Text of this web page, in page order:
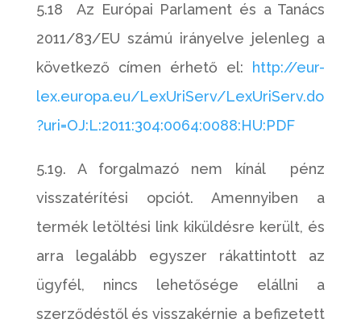
5.18 Az Európai Parlament és a Tanács
2011/83/EU számú irányelve jelenleg a
következő címen érhető el: http://eur-
lex.europa.eu/LexUriServ/LexUriServ.do
?uri=OJ:L:2011:304:0064:0088:HU:PDF
5.19. A forgalmazó nem kínál pénz
visszatérítési opciót. Amennyiben a
termék letöltési link kiküldésre került, és
arra legalább egyszer rákattintott az
ügyfél, nincs lehetősége elállni a
szerződéstől és visszakérnie a befizetett